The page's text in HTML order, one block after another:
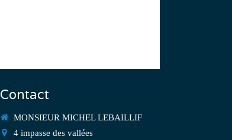
Contact
MONSIEUR MICHEL LEBAILLIF
4 impasse des vallées